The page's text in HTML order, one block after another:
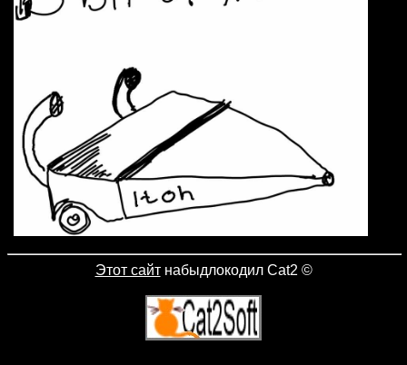
Этот сайтнабыдлокодил Cat2 ©